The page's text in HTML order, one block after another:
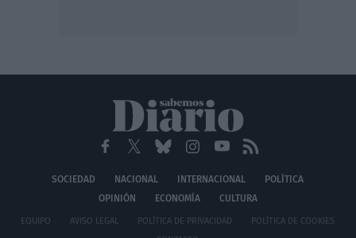
SOCIEDAD NACIONAL INTERNACIONAL
POLÍTICA
OPINIÓN
ECONOMÍA CULTURA
EQUIPO AVISO LEGAL POLÍTICA DE PRIVACIDAD
POLÍTICA DE COOKIES